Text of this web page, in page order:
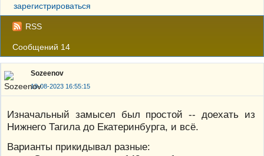
Регистрация
зарегистрироваться
RSS
Сообщений 14
Sozeenov
18-08-2023 16:55:15
Изначальный замысел был простой -- доехать из
Нижнего Тагила до Екатеринбурга, и всё.
Варианты прикидывал разные: